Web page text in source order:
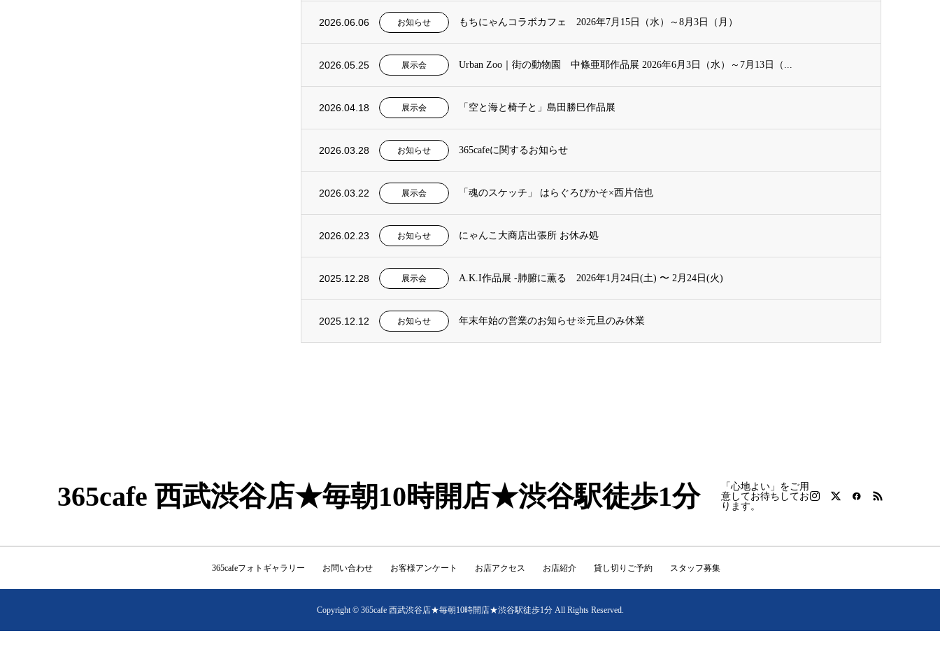
2026.06.06 お知らせ もちにゃんコラボカフェ 2026年7月15日（水）～8月3日（月）
2026.05.25 展示会 Urban Zoo｜街の動物園 中條亜耶作品展 2026年6月3日（水）～7月13日（...
2026.04.18 展示会 「空と海と椅子と」島田勝巳作品展
2026.03.28 お知らせ 365cafeに関するお知らせ
2026.03.22 展示会 「魂のスケッチ」 はらぐろぴかそ×西片信也
2026.02.23 お知らせ にゃんこ大商店出張所 お休み処
2025.12.28 展示会 A.K.I作品展 -肺腑に薫る 2026年1月24日(土) 〜 2月24日(火)
2025.12.12 お知らせ 年末年始の営業のお知らせ※元旦のみ休業
365cafe 西武渋谷店★毎朝10時開店★渋谷駅徒歩1分
「心地よい」をご用
意してお待ちしてお
ります。
365cafeフォトギャラリー お問い合わせ お客様アンケート お店アクセス お店紹介 貸し切りご予約 スタッフ募集
Copyright © 365cafe 西武渋谷店★毎朝10時開店★渋谷駅徒歩1分 All Rights Reserved.